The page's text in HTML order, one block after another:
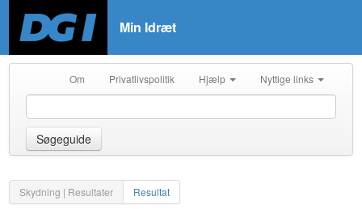
Min Idræt
Om Privatlivspolitik Hjælp Nyttige links
Søgeguide
Skydning | Resultater Resultat